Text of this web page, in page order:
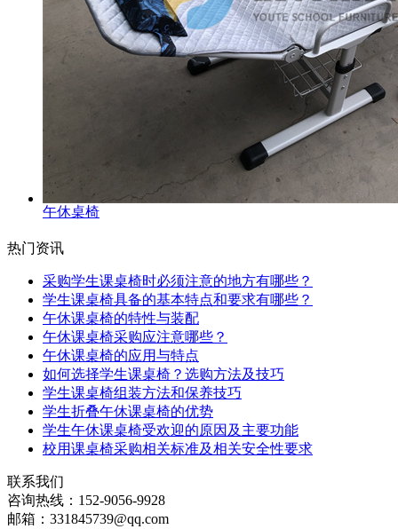
午休桌椅
热门资讯
采购学生课桌椅时必须注意的地方有哪些？
学生课桌椅具备的基本特点和要求有哪些？
午休课桌椅的特性与装配
午休课桌椅采购应注意哪些？
午休课桌椅的应用与特点
如何选择学生课桌椅？选购方法及技巧
学生课桌椅组装方法和保养技巧
学生折叠午休课桌椅的优势
学生午休课桌椅受欢迎的原因及主要功能
校用课桌椅采购相关标准及相关安全性要求
联系我们
咨询热线： 152-9056-9928
邮箱： 331845739@qq.com